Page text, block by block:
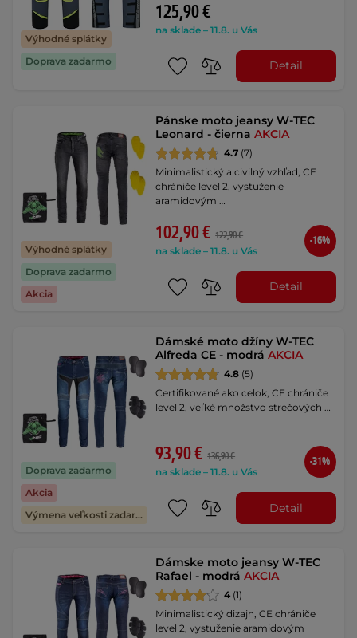
Výhodné splátky
Doprava zadarmo
125,90 €
na sklade – 11.8. u Vás
Detail
Výhodné splátky
Doprava zadarmo
Akcia
Pánske moto jeansy W-TEC
Leonard - čiernaAKCIA
4.7 (7)
Minimalistický a civilný vzhľad, CE
chrániče level 2, vystuženie
aramidovým …
102,90 € 122,90 €
na sklade – 11.8. u Vás
-16%
Detail
Doprava zadarmo
Akcia
Výmena veľkosti zadarmo
Dámské moto džíny W-TEC
Alfreda CE - modráAKCIA
4.8 (5)
Certifikované ako celok, CE chrániče
level 2, veľké množstvo strečových …
93,90 € 136,90 €
na sklade – 11.8. u Vás
-31%
Detail
Dámske moto jeansy W-TEC
Rafael - modráAKCIA
4 (1)
Minimalistický dizajn, CE chrániče
level 2, vystuženie aramidovým